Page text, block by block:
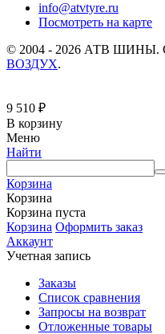
info@atvtyre.ru
Посмотреть на карте
© 2004 - 2026 АТВ ШИНЫ.
ВОЗДУХ.
9 510 ₽
В корзину
Меню
Найти
Корзина
Корзина
Корзина пуста
Корзина Оформить заказ
Аккаунт
Учетная запись
Заказы
Список сравнения
Запросы на возврат
Отложенные товары